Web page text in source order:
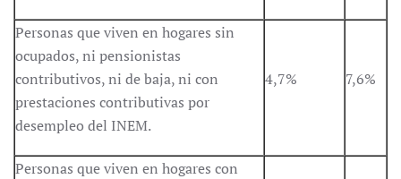
Personas que viven en hogares sin
ocupados, ni pensionistas
contributivos, ni de baja, ni con
prestaciones contributivas por
desempleo del INEM.
4,7% 7,6%
Personas que viven en hogares con